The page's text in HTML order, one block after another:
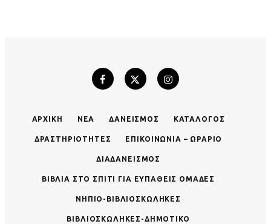
ΑΡΧΙΚΉ ΝΈΑ ΔΑΝΕΙΣΜΌΣ ΚΑΤΆΛΟΓΟΣ
ΔΡΑΣΤΗΡΙΌΤΗΤΕΣ ΕΠΙΚΟΙΝΩΝΊΑ – ΩΡΆΡΙΟ
ΔΙΑΔΑΝΕΙΣΜΌΣ
ΒΙΒΛΊΑ ΣΤΟ ΣΠΊΤΙ ΓΙΑ ΕΥΠΑΘΕΊΣ ΟΜΆΔΕΣ
ΝΗΠΙΟ-ΒΙΒΛΙΟΣΚΏΛΗΚΕΣ
ΒΙΒΛΙΟΣΚΏΛΗΚΕΣ-ΔΗΜΟΤΙΚΌ